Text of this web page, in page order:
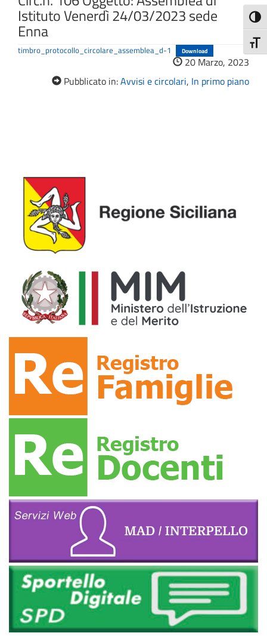
Istituto Venerdì 24/03/2023 sede
Enna
timbro_protocollo_circolare_assemblea_d-1 Download
20 Marzo, 2023
Pubblicato in:Avvisi e circolari, In primo piano